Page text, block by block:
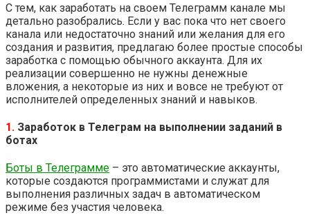
С тем, как заработать на своем Телеграмм канале мы
детально разобрались. Если у вас пока что нет своего
канала или недостаточно знаний или желания для его
создания и развития, предлагаю более простые способы
заработка с помощью обычного аккаунта. Для их
реализации совершенно не нужны денежные
вложения, а некоторые из них и вовсе не требуют от
исполнителей определенных знаний и навыков.
1. Заработок в Телеграм на выполнении заданий в
ботах
Боты в Телеграмме – это автоматические аккаунты,
которые создаются программистами и служат для
выполнения различных задач в автоматическом
режиме без участия человека.